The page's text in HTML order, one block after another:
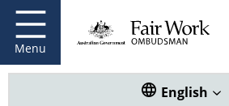
main
content
Menu
Fair Work
Translate
English